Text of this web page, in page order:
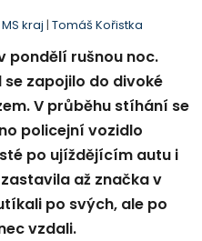
kraj | Tomáš Kořistka
pondělí rušnou noc.
zapojilo do divoké
V průběhu stíhání se
policejní vozidlo
po ujíždějícím autu i
až značka v
po svých, ale po
vzdali.